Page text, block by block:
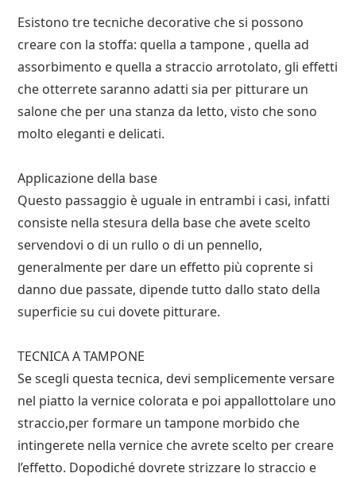
Esistono tre tecniche decorative che si possono
creare con la stoffa: quella a tampone , quella ad
assorbimento e quella a straccio arrotolato, gli effetti
che otterrete saranno adatti sia per pitturare un
salone che per una stanza da letto, visto che sono
molto eleganti e delicati.
Applicazione della base
Questo passaggio è uguale in entrambi i casi, infatti
consiste nella stesura della base che avete scelto
servendovi o di un rullo o di un pennello,
generalmente per dare un effetto più coprente si
danno due passate, dipende tutto dallo stato della
superficie su cui dovete pitturare.
TECNICA A TAMPONE
Se scegli questa tecnica, devi semplicemente versare
nel piatto la vernice colorata e poi appallottolare uno
straccio,per formare un tampone morbido che
intingerete nella vernice che avrete scelto per creare
l’effetto. Dopodiché dovrete strizzare lo straccio e